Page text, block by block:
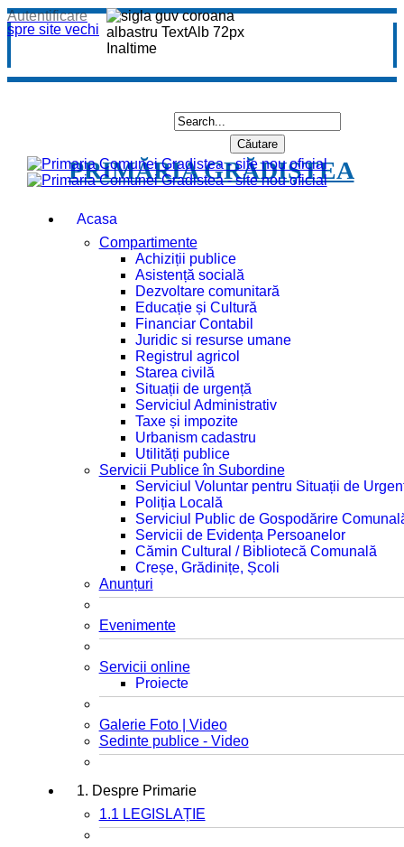
spre site vechi
Autentificare
PRIMĂRIA GRĂDIȘTEA
Acasa
Compartimente
Achiziții publice
Asistență socială
Dezvoltare comunitară
Educație și Cultură
Financiar Contabil
Juridic si resurse umane
Registrul agricol
Starea civilă
Situații de urgență
Serviciul Administrativ
Taxe și impozite
Urbanism cadastru
Utilități publice
Servicii Publice în Subordine
Serviciul Voluntar pentru Situații de
Poliția Locală
Serviciul Public de Gospodărire
Servicii de Evidența Persoanelor
Cămin Cultural / Bibliotecă Comunală
Creșe, Grădinițe, Școli
Anunțuri
Evenimente
Servicii online
Proiecte
Galerie Foto | Video
Sedinte publice - Video
1. Despre Primarie
1.1 LEGISLAȚIE